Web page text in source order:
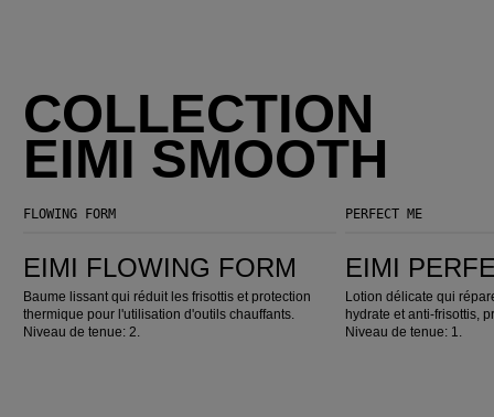
COLLECTION
EIMI SMOOTH
FLOWING FORM
EIMI FLOWING FORM
Baume lissant qui réduit les frisottis et protection
thermique pour l'utilisation d'outils chauffants.
Niveau de tenue: 2.
PERFECT ME
EIMI
Lotion délicate qui
hydrate et anti-frisottis,
Niveau de tenue: 1.